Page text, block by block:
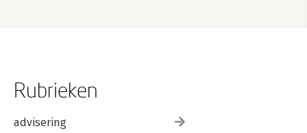
Rubrieken
advisering